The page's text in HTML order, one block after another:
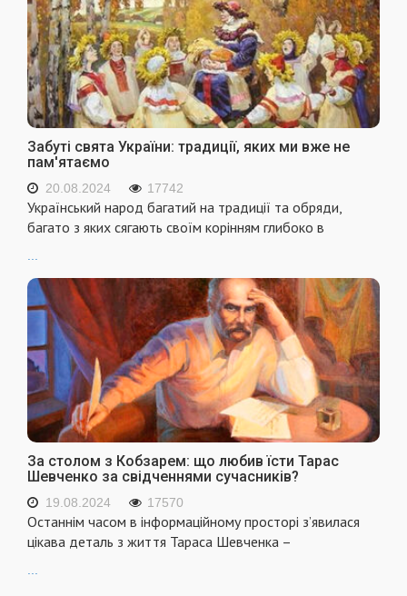
Забуті свята України: традиції, яких ми вже не
пам'ятаємо
20.08.2024 17742
Український народ багатий на традиції та обряди,
багато з яких сягають своїм корінням глибоко в
...
За столом з Кобзарем: що любив їсти Тарас
Шевченко за свідченнями сучасників?
19.08.2024 17570
Останнім часом в інформаційному просторі з’явилася
цікава деталь з життя Тараса Шевченка –